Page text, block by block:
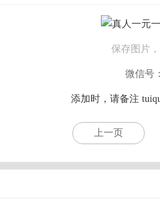
保存图片
微信号
添加时，请备注
上一页